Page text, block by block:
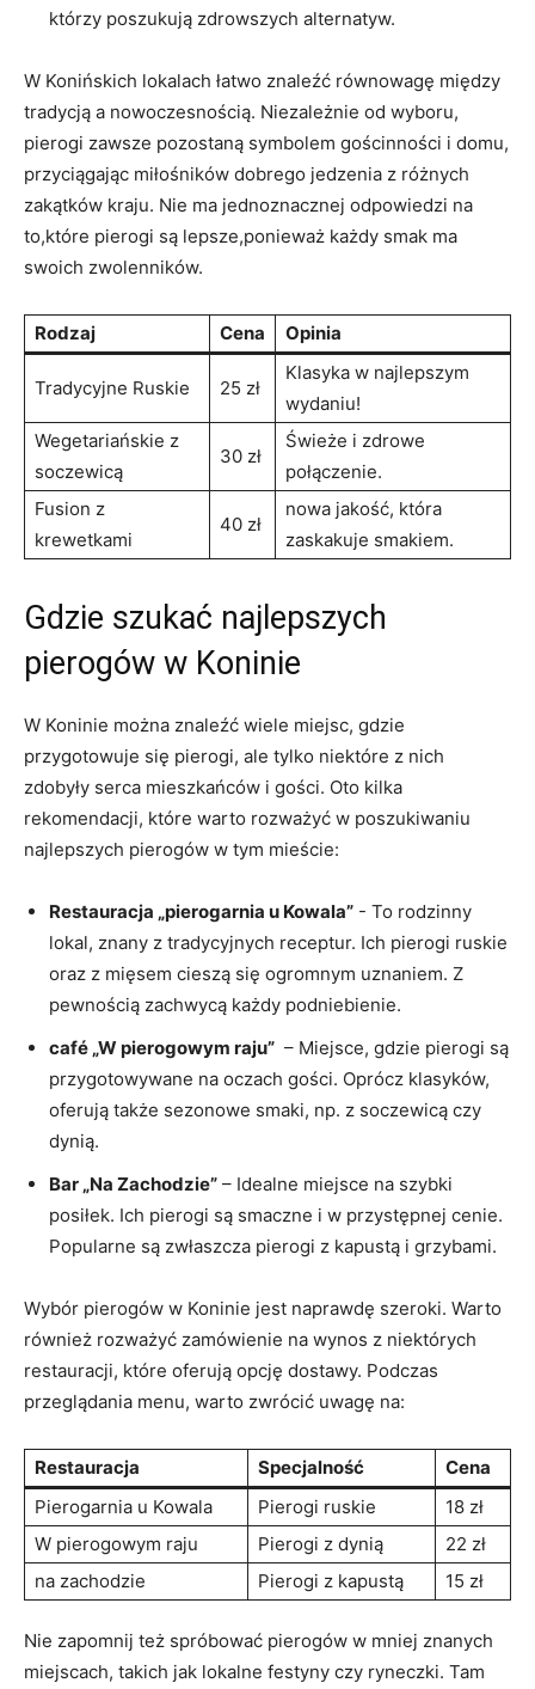
którzy poszukują​ zdrowszych alternatyw.
W Konińskich lokalach ⁣łatwo znaleźć równowagę między
tradycją a ​nowoczesnością. Niezależnie od wyboru,
⁤pierogi​ zawsze pozostaną symbolem gościnności i⁤ domu,
przyciągając miłośników‌ dobrego jedzenia‌ z różnych
zakątków ⁢kraju. Nie ma jednoznacznej odpowiedzi na
to,które pierogi są lepsze,ponieważ każdy⁢ smak ma
swoich zwolenników.
Rodzaj Cena Opinia
Tradycyjne Ruskie 25 zł
Klasyka w najlepszym
wydaniu!
Wegetariańskie z
soczewicą
30 zł
Świeże i zdrowe
połączenie.
Fusion ‌z
krewetkami
40 zł
nowa jakość, ⁣która
zaskakuje⁤ smakiem.
Gdzie szukać najlepszych
pierogów⁢ w Koninie
W Koninie ​można⁤ znaleźć wiele miejsc,‍ gdzie
przygotowuje​ się pierogi, ale tylko niektóre z ​nich
zdobyły⁣ serca mieszkańców i gości. Oto kilka
rekomendacji, ⁣które warto rozważyć w ‍poszukiwaniu
najlepszych pierogów w tym⁣ mieście:
Restauracja „pierogarnia u Kowala” ⁣- To rodzinny
lokal, znany z⁤ tradycyjnych ‌receptur. Ich pierogi ruskie
oraz z mięsem cieszą się ogromnym⁤ uznaniem. Z
pewnością ⁣zachwycą każdy podniebienie.
café „W pierogowym raju” ​ – Miejsce, gdzie pierogi ⁣są
przygotowywane na oczach gości. Oprócz klasyków,
oferują także sezonowe ​smaki,⁢ np. ‌z soczewicą czy
dynią.
Bar „Na Zachodzie” – Idealne miejsce na szybki
posiłek. Ich pierogi są smaczne i w przystępnej cenie.
Popularne są zwłaszcza pierogi z kapustą i grzybami.
Wybór pierogów w Koninie jest ⁤naprawdę szeroki. Warto
również rozważyć zamówienie‍ na wynos z ⁢niektórych
restauracji, które oferują⁢ opcję dostawy. Podczas
przeglądania menu, warto​ zwrócić uwagę na:
Restauracja Specjalność
Cena
Pierogarnia⁢ u Kowala
Pierogi ruskie
18⁤ zł
W ‌pierogowym raju
Pierogi ⁢z dynią
22 zł
na zachodzie
Pierogi z kapustą 15 zł
Nie zapomnij⁣ też⁢ spróbować pierogów w mniej znanych
miejscach, takich ‍jak lokalne ⁢festyny czy ryneczki. Tam